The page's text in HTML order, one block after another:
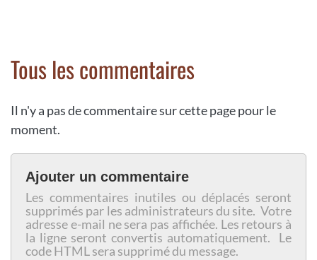
Tous les commentaires
Il n'y a pas de commentaire sur cette page pour le
moment.
Ajouter un commentaire
Les commentaires inutiles ou déplacés seront
supprimés par les administrateurs du site. Votre
adresse e-mail ne sera pas affichée. Les retours à
la ligne seront convertis automatiquement. Le
code HTML sera supprimé du message.